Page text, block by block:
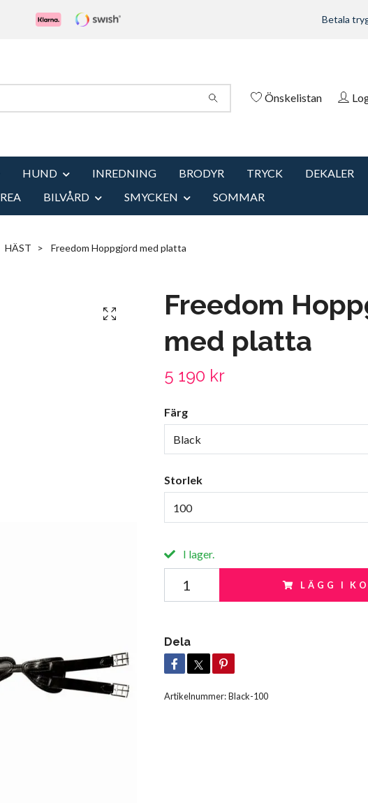
Betala
Önskelistan
HUND INREDNING BRODYR TRYCK DEKALER
REA BILVÅRD SMYCKEN SOMMAR
HÄST Freedom Hoppgjord med platta
Freedom
med platta
5 190 kr
Färg
Black
Storlek
100
I lager.
LÄGG I
Dela
Artikelnummer:Black-100